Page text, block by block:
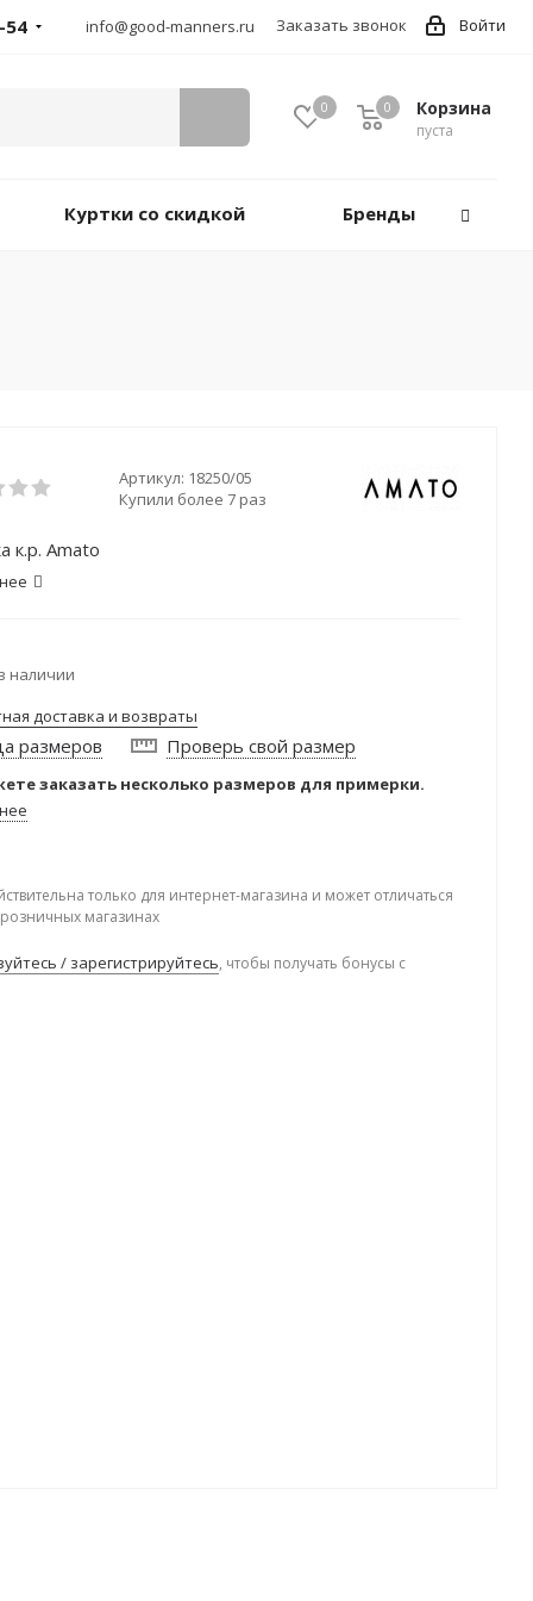
Войти
54 info@good-manners.ru Заказать звонок
0 Корзина
пуста
0
Куртки со скидкой Бренды
Артикул: 18250/05
Купили более 7 раз
к.р. Amato
наличии
доставка и возвраты
размеров Проверь свой размер
заказать несколько размеров для примерки.
только для интернет-магазина и может отличаться
розничных магазинах
/ зарегистрируйтесь, чтобы получать бонусы с